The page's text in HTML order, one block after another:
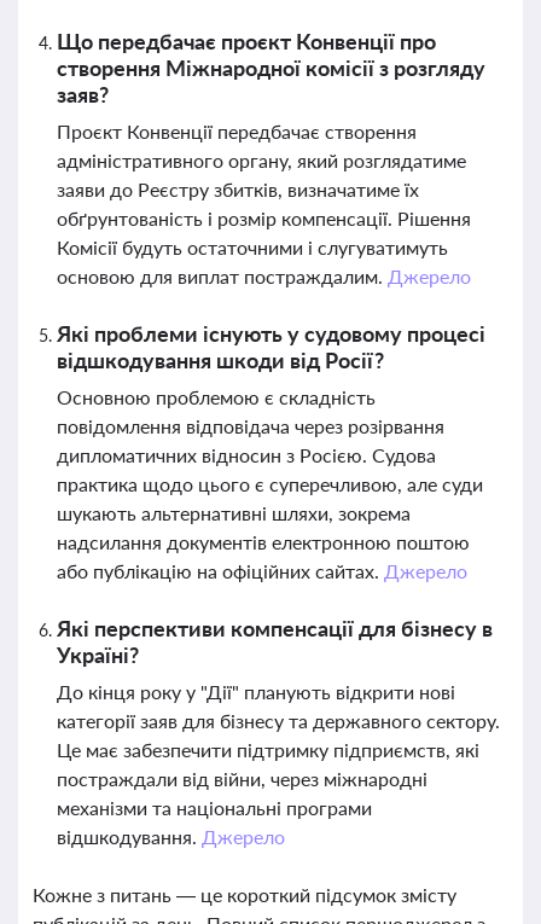
Що передбачає проєкт Конвенції про
створення Міжнародної комісії з розгляду
заяв?
Проєкт Конвенції передбачає створення
адміністративного органу, який розглядатиме
заяви до Реєстру збитків, визначатиме їх
обґрунтованість і розмір компенсації. Рішення
Комісії будуть остаточними і слугуватимуть
основою для виплат постраждалим. Джерело
Які проблеми існують у судовому процесі
відшкодування шкоди від Росії?
Основною проблемою є складність
повідомлення відповідача через розірвання
дипломатичних відносин з Росією. Судова
практика щодо цього є суперечливою, але суди
шукають альтернативні шляхи, зокрема
надсилання документів електронною поштою
або публікацію на офіційних сайтах. Джерело
Які перспективи компенсації для бізнесу в
Україні?
До кінця року у "Дії" планують відкрити нові
категорії заяв для бізнесу та державного сектору.
Це має забезпечити підтримку підприємств, які
постраждали від війни, через міжнародні
механізми та національні програми
відшкодування. Джерело
Кожне з питань — це короткий підсумок змісту